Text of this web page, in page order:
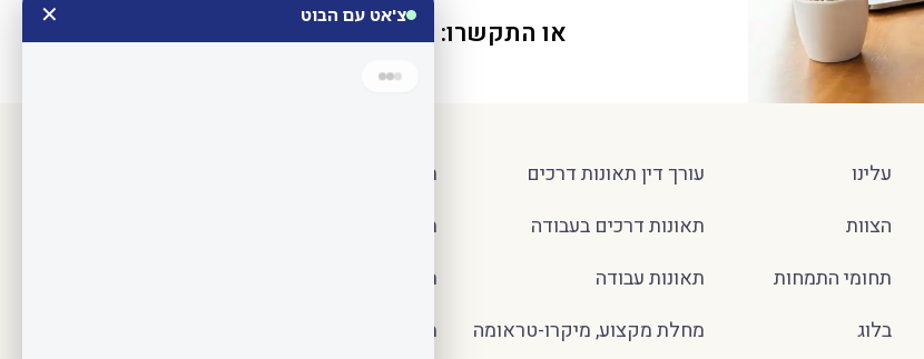
או התקשרו: 077-2304795שלוחה 1
עלינו
הצוות
תחומי התמחות
בלוג
עורך דין תאונות דרכים
תאונות דרכים בעבודה
תאונות עבודה
מחלת מקצוע, מיקרו-טראומה
תביעות אובדן כושר עבודה
תביעות של ביטוח חיים
תביעות של פוליסות סיעוד
מקרקעין